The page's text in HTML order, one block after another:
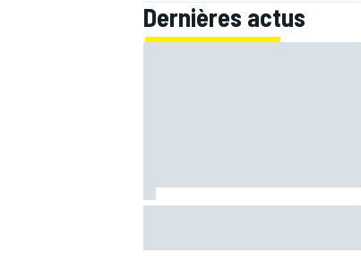
Dernières actus
besoin d'air frais"